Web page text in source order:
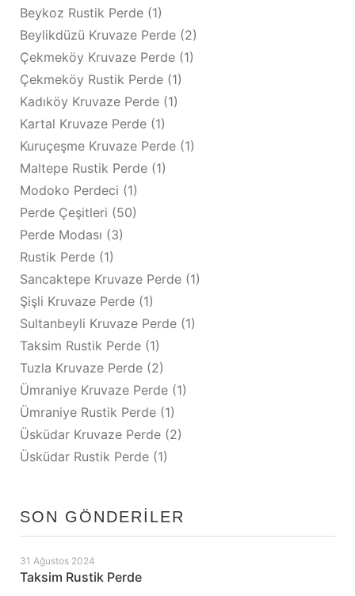
Beykoz Rustik Perde (1)
Beylikdüzü Kruvaze Perde (2)
Çekmeköy Kruvaze Perde (1)
Çekmeköy Rustik Perde (1)
Kadıköy Kruvaze Perde (1)
Kartal Kruvaze Perde (1)
Kuruçeşme Kruvaze Perde (1)
Maltepe Rustik Perde (1)
Modoko Perdeci (1)
Perde Çeşitleri (50)
Perde Modası (3)
Rustik Perde (1)
Sancaktepe Kruvaze Perde (1)
Şişli Kruvaze Perde (1)
Sultanbeyli Kruvaze Perde (1)
Taksim Rustik Perde (1)
Tuzla Kruvaze Perde (2)
Ümraniye Kruvaze Perde (1)
Ümraniye Rustik Perde (1)
Üsküdar Kruvaze Perde (2)
Üsküdar Rustik Perde (1)
SON GÖNDERILER
Taksim Rustik Perde
31 Ağustos 2024